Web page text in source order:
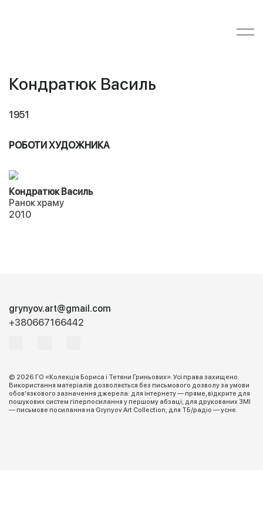
Кондратюк Василь
1951
РОБОТИ ХУДОЖНИКА
Кондратюк Василь
Ранок храму
2010
grynyov.art@gmail.com
+380667166442
© 2026 ГО «Колекція Бориса і Тетяни Гриньових». Усі права захищено.
Використання матеріалів дозволяється без письмового дозволу за умови
обов’язкового зазначення джерела: для інтернету — пряме, відкрите для
пошукових систем гіперпосилання у першому абзаці; для друкованих ЗМІ
— письмове посилання на Grynyov Art Collection; для ТБ/радіо — усне.